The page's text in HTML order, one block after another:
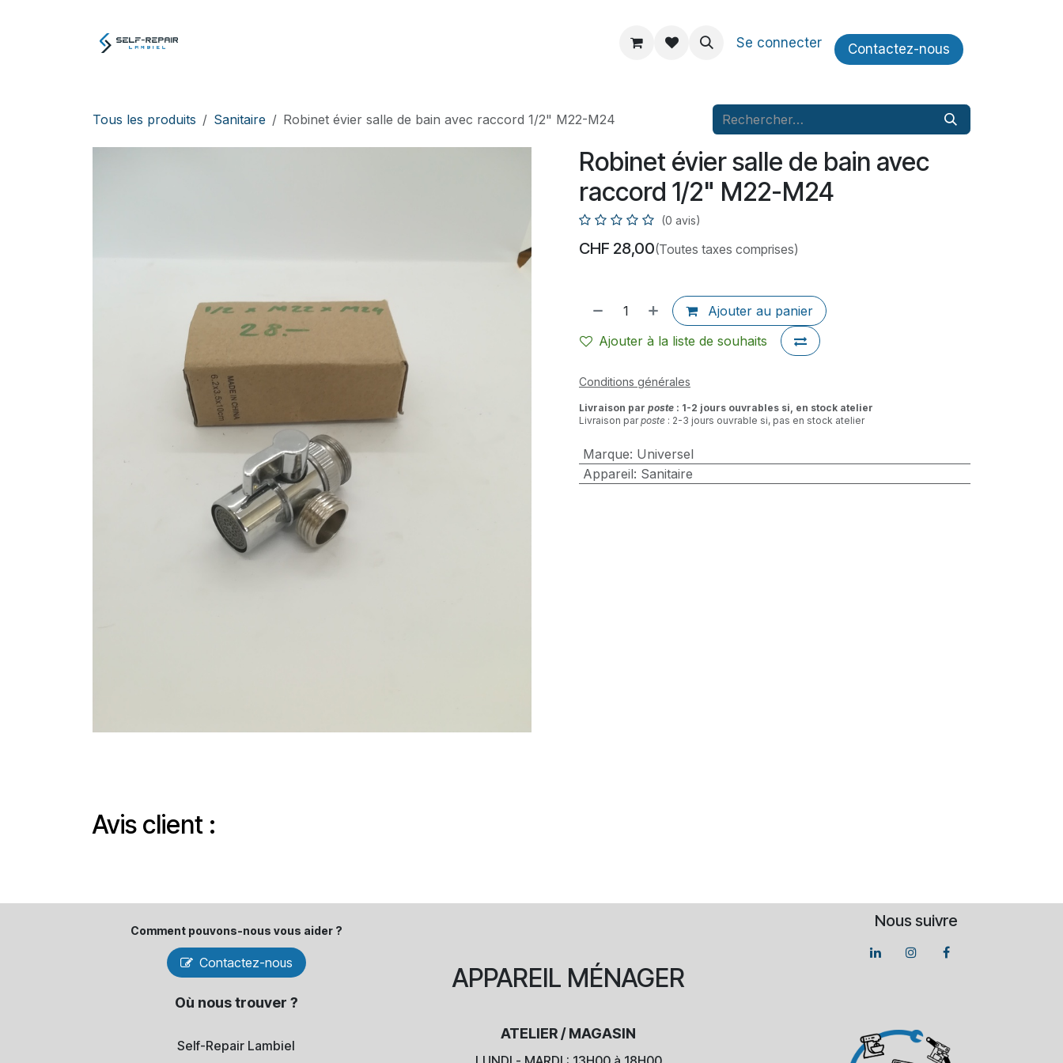
À propos Se connecter Contactez​​-nous
Tous les produits Sanitaire Robinet évier salle de bain avec raccord 1/2" M22-M24
Robinet évier salle de bain avec
raccord 1/2" M22-M24
(0 avis)
CHF 28,00(Toutes taxes comprises)
Ajouter au panier
Ajouter à la liste de souhaits
Conditions générales
Livraison par poste : 1-2 jours ouvrables si, en stock atelier
Livraison parposte : 2-3 jours ouvrable si, pas en stock atelier
Marque: Universel
Appareil: Sanitaire
Avis client :
Nous suivre
Comment pouvons-​nous vous aider ?
Contactez-nous
Où nous trouver ?
Self-Repair Lambiel
APPAREIL MÉNAGER
ATELIER / MAGASIN